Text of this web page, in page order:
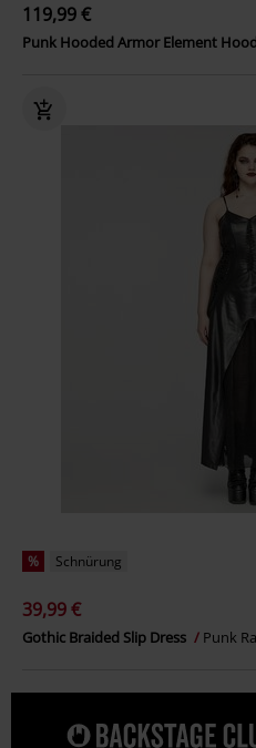
119,99 €
Punk Hooded Armor Element
% Schnürung
39,99 €
Gothic Braided Slip Dress Punk